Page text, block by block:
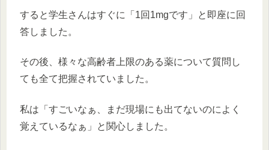
すると学生さんはすぐに「1回1mgです」と即座に回
答しました。
その後、様々な高齢者上限のある薬について質問し
ても全て把握されていました。
私は「すごいなぁ、まだ現場にも出てないのによく
覚えているなぁ」と関心しました。